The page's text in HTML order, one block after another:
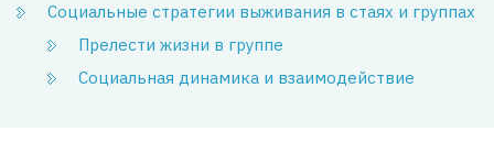
Социальные стратегии выживания в стаях и группах
Прелести жизни в группе
Социальная динамика и взаимодействие